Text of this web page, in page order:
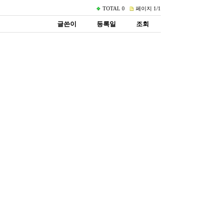
TOTAL 0 페이지 1/1
글쓴이 등록일 조회